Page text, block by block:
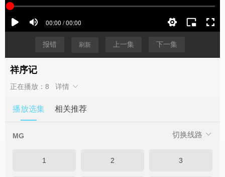
报错 刷新 上一集 下一集
祥序记
正在播放：8 详情
播放选集 相关推荐
切换线路
MG
1 2 3